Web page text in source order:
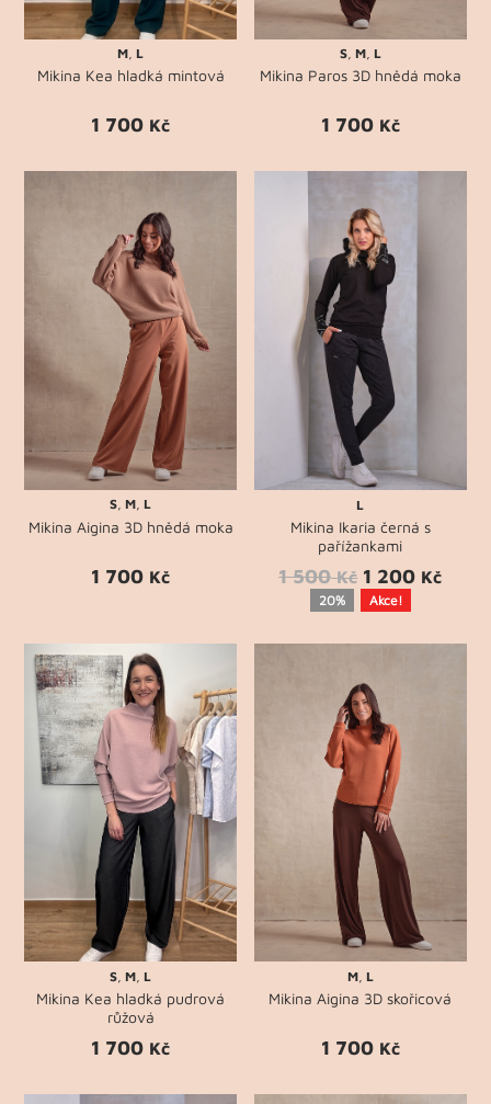
M ,L
Mikina Kea hladká mintová
1 700 Kč
S, M, L
Mikina Paros 3D hnědá moka
1 700 Kč
S ,M ,L
Mikina Aigina 3D hnědá moka
1 700 Kč
L
Mikina Ikaria černá s
pařížankami
1 500 Kč 1 200 Kč
20% Akce!
S ,M ,L
Mikina Kea hladká pudrová
růžová
1 700 Kč
M, L
Mikina Aigina 3D skořicová
1 700 Kč